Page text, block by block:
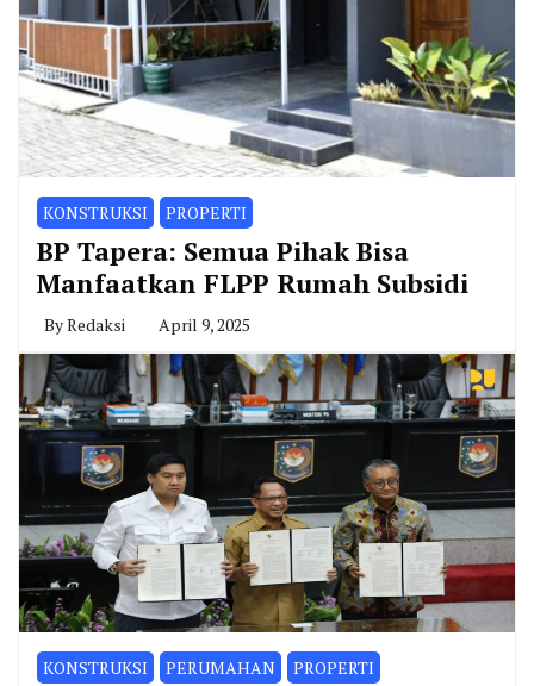
KONSTRUKSI PROPERTI
BP Tapera: Semua Pihak Bisa
Manfaatkan FLPP Rumah Subsidi
ByRedaksi April 9, 2025
KONSTRUKSI PERUMAHAN PROPERTI